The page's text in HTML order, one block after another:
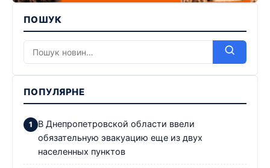
ПОШУК
ПОПУЛЯРНЕ
В Днепропетровской области ввели
обязательную эвакуацию еще из двух
населенных пунктов